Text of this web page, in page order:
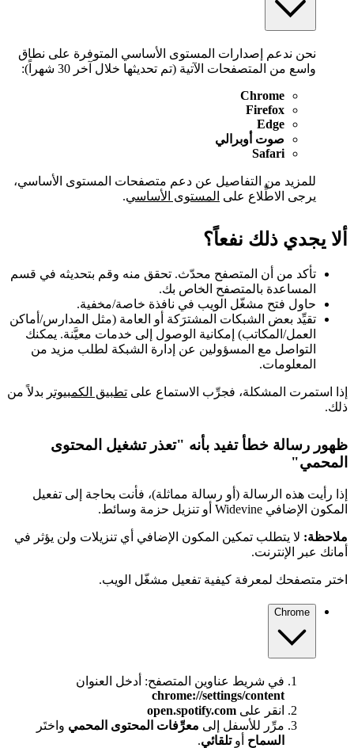
نحن ندعم إصدارات المستوى الأساسي المتوفرة على نطاق
واسع من المتصفحات الآتية (تم تحديثها خلال آخر 30 شهراً):
Chrome
Firefox
Edge
صوت أوبرالي
Safari
للمزيد من التفاصيل عن دعم متصفحات المستوى الأساسي،
يرجى الاطِّلاع على المستوى الأساسي.
ألا يجدي ذلك نفعاً؟
تأكد من أن المتصفح محدّث. تحقق منه وقم بتحديثه في قسم
المساعدة بالمتصفح الخاص بك.
حاول فتح مشغّل الويب في نافذة خاصة/مخفية.
تقيِّد بعض الشبكات المشترَكة أو العامة (مثل المدارس/أماكن
العمل/المكاتب) إمكانية الوصول إلى خدمات معيَّنة. يمكنك
التواصل مع المسؤولين عن إدارة الشبكة لطلب مزيد من
المعلومات.
إذا استمرت المشكلة، فجرِّب الاستماع على تطبيق الكمبيوتر بدلاً من
ذلك.
ظهور رسالة خطأ تفيد بأنه "تعذر تشغيل المحتوى
المحمي"
إذا رأيت هذه الرسالة (أو رسالة مماثلة)، فأنت بحاجة إلى تفعيل
المكون الإضافي Widevine أو تنزيل حزمة وسائط.
ملاحظة: لا يتطلب تمكين المكون الإضافي أي تنزيلات ولن يؤثر في
أمانك عبر الإنترنت.
اختر متصفحك لمعرفة كيفية تفعيل مشغّل الويب.
Chrome
في شريط عناوين المتصفح: أدخل العنوان
chrome://settings/content
انقر على open.spotify.com
مرِّر للأسفل إلى معرِّفات المحتوى المحمي واختَر
السماح أوتلقائي.